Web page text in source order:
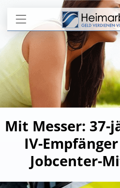
Mit Messer: 37-
IV-
Jobcenter-